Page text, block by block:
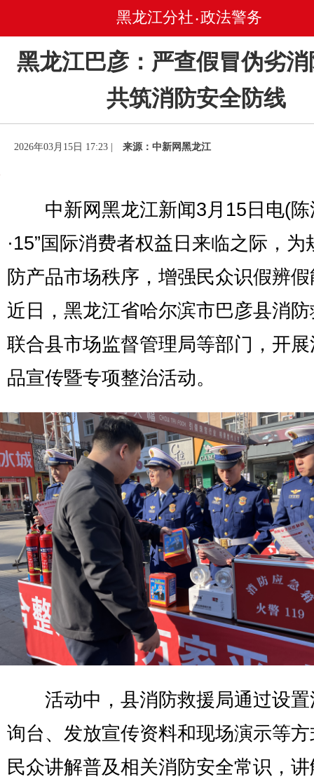
黑龙江分社 • 政法警务
黑龙江巴彦：严查假冒伪劣
共筑消防安全防线
2026年03月15日 17:23 | 来源：中新网黑龙江
中新网黑龙江新闻3月15日电(陈
·15”国际消费者权益日来临之际，为
防产品市场秩序，增强民众识假辨
近日，黑龙江省哈尔滨市巴彦县消
联合县市场监督管理局等部门，开
品宣传暨专项整治活动。
活动中，县消防救援局通过设置
询台、发放宣传资料和现场演示等
民众讲解普及相关消防安全常识，